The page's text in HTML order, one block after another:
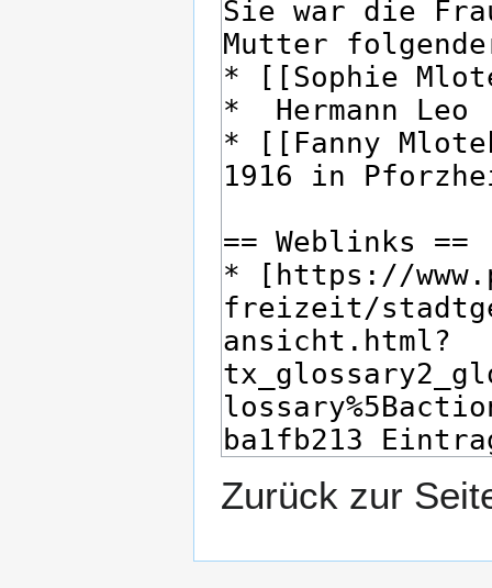
Zurück zur